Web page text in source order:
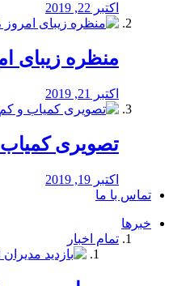
اکتبر 22, 2019
منظره‌‌ زیبای
اکتبر 21, 2019
️تصویری کمیاب و
اکتبر 19, 2019
تماس با ما
خبرها
تمام اخبار